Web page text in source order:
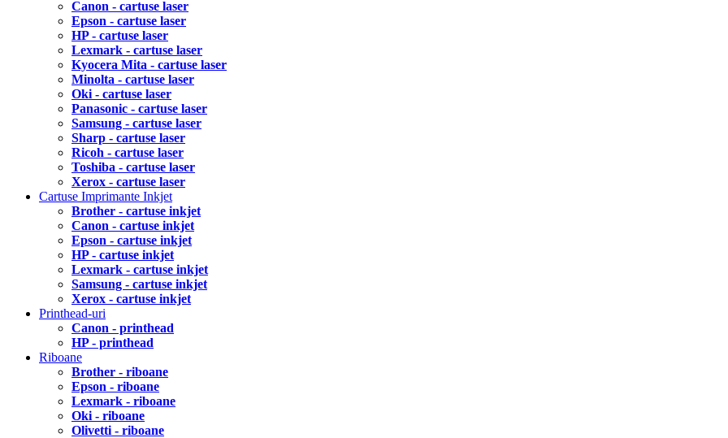
Canon - cartuse laser
Epson - cartuse laser
HP - cartuse laser
Lexmark - cartuse laser
Kyocera Mita - cartuse laser
Minolta - cartuse laser
Oki - cartuse laser
Panasonic - cartuse laser
Samsung - cartuse laser
Sharp - cartuse laser
Ricoh - cartuse laser
Toshiba - cartuse laser
Xerox - cartuse laser
Cartuse Imprimante Inkjet
Brother - cartuse inkjet
Canon - cartuse inkjet
Epson - cartuse inkjet
HP - cartuse inkjet
Lexmark - cartuse inkjet
Samsung - cartuse inkjet
Xerox - cartuse inkjet
Printhead-uri
Canon - printhead
HP - printhead
Riboane
Brother - riboane
Epson - riboane
Lexmark - riboane
Oki - riboane
Olivetti - riboane